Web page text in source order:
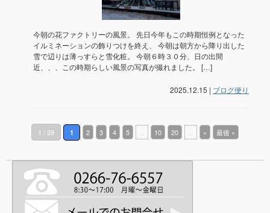
今朝の花ファクトリーの風景。 先日今年もこの時期恒例となった
イルミネーションの飾りつけを終え、 今朝は朝方から降り出した
雪で辺りは薄っすらと雪化粧。 今朝６時３０分、日の出間
近、、、この時期らしい風景の写真が撮れました。 […]
2025.12.15 | ブログ便り
1 / 29 1 2 3 4 5 10 20 » 最後 »